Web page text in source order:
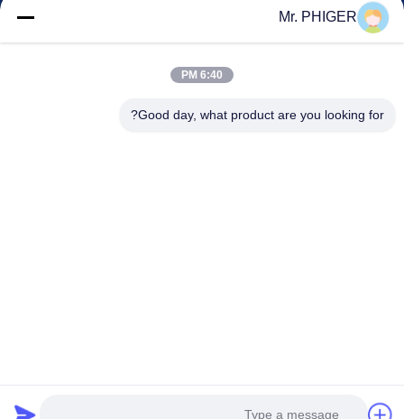
مراقبة الجودة
خريطة الموقع
الأحداث
Mr. PHIGER
6:40 PM
Good day, what product are you looking for?